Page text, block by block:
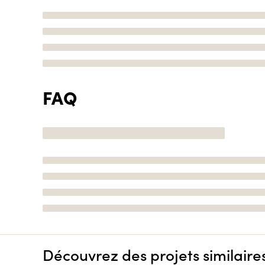
FAQ
Découvrez des projets